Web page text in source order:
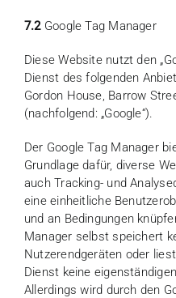
7.2Google Tag Manager
Diese Website nutzt den
Dienst des folgenden
Gordon House, Barrow
(nachfolgend: „Google“).
Der Google Tag Manager
Grundlage dafür, diverse
auch Tracking- und
eine einheitliche
und an Bedingungen
Manager selbst speichert
Nutzerendgeräten oder
Dienst keine
Allerdings wird durch den